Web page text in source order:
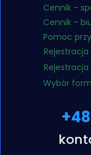
Cennik -
Cennik -
Wybór
Rejestracja
Pomoc